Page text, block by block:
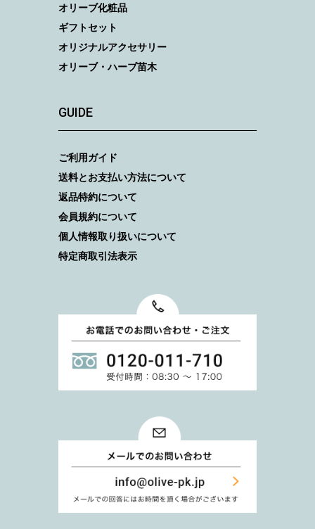
オリーブ化粧品
ギフトセット
オリジナルアクセサリー
オリーブ・ハーブ苗木
GUIDE
ご利用ガイド
送料とお支払い方法について
返品特約について
会員規約について
個人情報取り扱いについて
特定商取引法表示